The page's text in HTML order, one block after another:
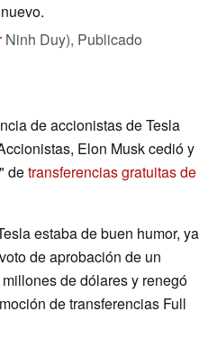
Ninh Duy), Publicado
de accionistas de Tesla
Elon Musk cedió y
detransferencias gratuitas de
estaba de buen humor, ya
de aprobación de un
de dólares y renegó
de transferencias Full